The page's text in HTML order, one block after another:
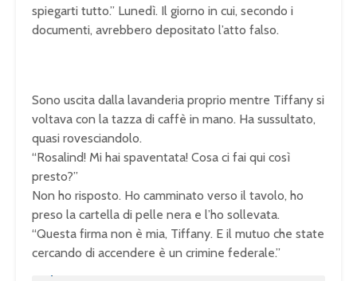
spiegarti tutto.” Lunedì. Il giorno in cui, secondo i
documenti, avrebbero depositato l’atto falso.
Sono uscita dalla lavanderia proprio mentre Tiffany si
voltava con la tazza di caffè in mano. Ha sussultato,
quasi rovesciandolo.
“Rosalind! Mi hai spaventata! Cosa ci fai qui così
presto?”
Non ho risposto. Ho camminato verso il tavolo, ho
preso la cartella di pelle nera e l’ho sollevata.
“Questa firma non è mia, Tiffany. E il mutuo che state
cercando di accendere è un crimine federale.”